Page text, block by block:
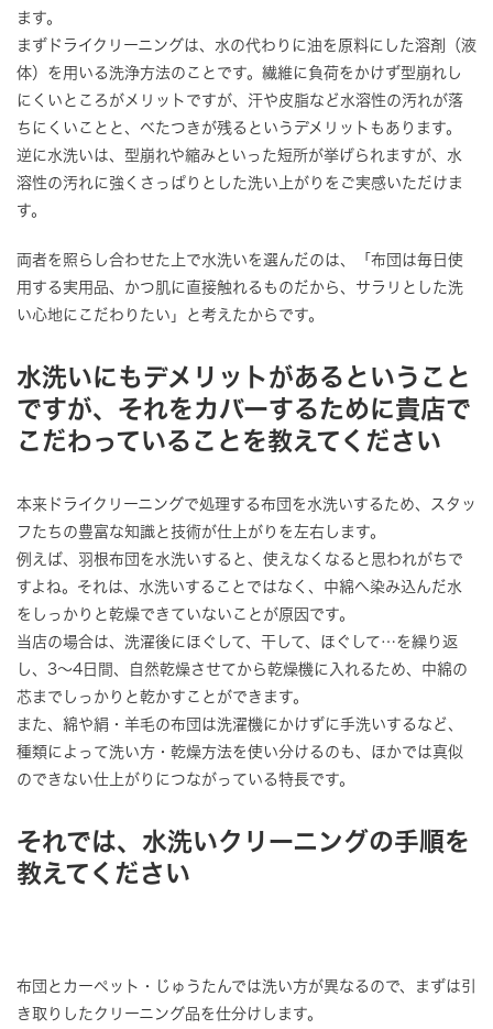
ます。
まずドライクリーニングは、水の代わりに油を原料にした溶剤（液
体）を用いる洗浄方法のことです。繊維に負荷をかけず型崩れし
にくいところがメリットですが、汗や皮脂など水溶性の汚れが落
ちにくいことと、べたつきが残るというデメリットもあります。
逆に水洗いは、型崩れや縮みといった短所が挙げられますが、水
溶性の汚れに強くさっぱりとした洗い上がりをご実感いただけま
す。
両者を照らし合わせた上で水洗いを選んだのは、「布団は毎日使
用する実用品、かつ肌に直接触れるものだから、サラリとした洗
い心地にこだわりたい」と考えたからです。
水洗いにもデメリットがあるということ
ですが、それをカバーするために貴店で
こだわっていることを教えてください
本来ドライクリーニングで処理する布団を水洗いするため、スタッ
フたちの豊富な知識と技術が仕上がりを左右します。
例えば、羽根布団を水洗いすると、使えなくなると思われがちで
すよね。それは、水洗いすることではなく、中綿へ染み込んだ水
をしっかりと乾燥できていないことが原因です。
当店の場合は、洗濯後にほぐして、干して、ほぐして…を繰り返
し、3～4日間、自然乾燥させてから乾燥機に入れるため、中綿の
芯までしっかりと乾かすことができます。
また、綿や絹・羊毛の布団は洗濯機にかけずに手洗いするなど、
種類によって洗い方・乾燥方法を使い分けるのも、ほかでは真似
のできない仕上がりにつながっている特長です。
それでは、水洗いクリーニングの手順を
教えてください
布団とカーペット・じゅうたんでは洗い方が異なるので、まずは引
き取りしたクリーニング品を仕分けします。